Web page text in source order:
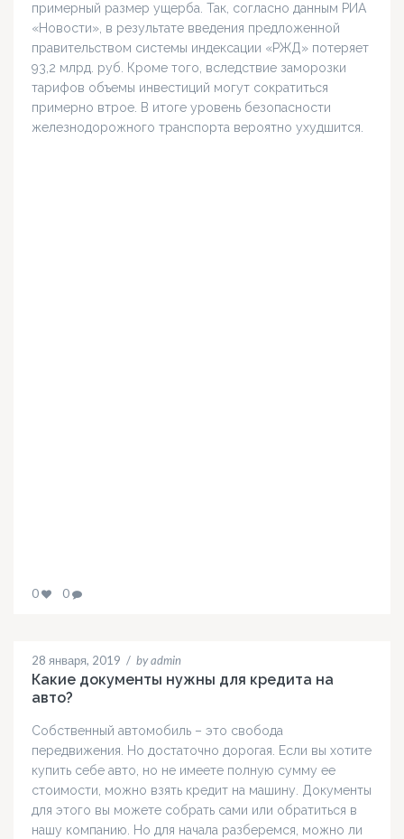
примерный размер ущерба. Так, согласно данным РИА
«Новости», в результате введения предложенной
правительством системы индексации «РЖД» потеряет
93,2 млрд. руб. Кроме того, вследствие заморозки
тарифов объемы инвестиций могут сократиться
примерно втрое. В итоге уровень безопасности
железнодорожного транспорта вероятно ухудшится.
0 0
28 января, 2019 / by admin
Какие документы нужны для кредита на
авто?
Собственный автомобиль – это свобода
передвижения. Но достаточно дорогая. Если вы хотите
купить себе авто, но не имеете полную сумму ее
стоимости, можно взять кредит на машину. Документы
для этого вы можете собрать сами или обратиться в
нашу компанию. Но для начала разберемся, можно ли